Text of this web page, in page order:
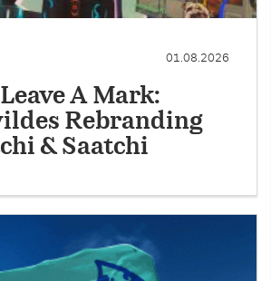
01.08.2026
A Mark:
Rebranding
& Saatchi